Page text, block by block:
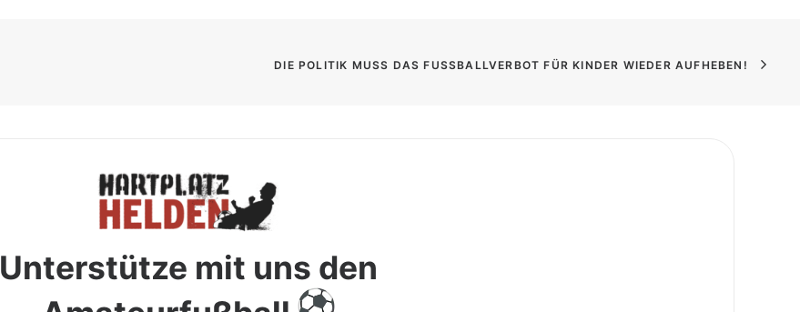
DIE POLITIK MUSS DAS FUSSBALLVERBOT FÜR KINDER WIEDER AUFHEBEN!
Unterstütze mit uns den